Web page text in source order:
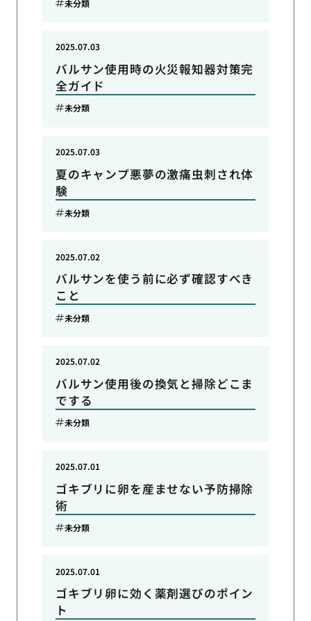
未分類
バルサン使用時の火災報知器対策完
全ガイド
2025.07.03
未分類
夏のキャンプ悪夢の激痛虫刺され体
験
2025.07.03
未分類
バルサンを使う前に必ず確認すべき
こと
2025.07.02
未分類
バルサン使用後の換気と掃除どこま
でする
2025.07.02
未分類
ゴキブリに卵を産ませない予防掃除
術
2025.07.01
未分類
ゴキブリ卵に効く薬剤選びのポイン
ト
2025.07.01